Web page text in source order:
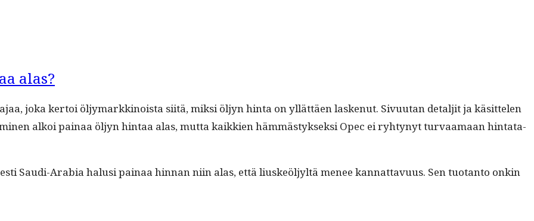
alas?
joka ker­toi öljy­markki­noista siitä, mik­si öljyn hin­ta on yllät­täen laskenut. Sivu­u­tan detaljit ja käsit­te­len
alkoi painaa öljyn hin­taa alas, mut­ta kaikkien häm­mästyk­sek­si Opec ei ryhtynyt tur­vaa­maan hin­tata­
Sau­di-Ara­bia halusi painaa hin­nan niin alas, että liuskeöljyltä menee kan­nat­tavu­us. Sen tuotan­to onkin